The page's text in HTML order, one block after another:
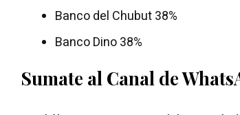
Banco del Chubut 38%
Banco Dino 38%
Sumate al Canal de